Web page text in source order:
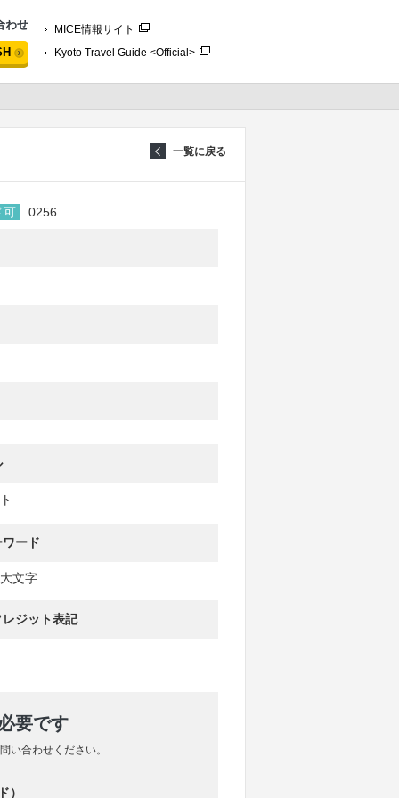
わせ
MICE情報サイト
Kyoto Travel Guide <Official>
一覧に戻る
可 0256
ード
文字
ジット表記
要です
い合わせください。
）